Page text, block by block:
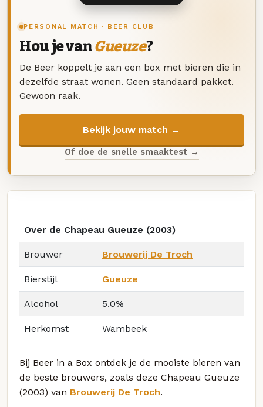
PERSONAL MATCH · BEER CLUB
Hou je vanGueuze?
De Beer koppelt je aan een box met bieren die in
dezelfde straat wonen. Geen standaard pakket.
Gewoon raak.
Bekijk jouw match →
Of doe de snelle smaaktest →
Over de Chapeau Gueuze (2003)
Brouwer Brouwerij De Troch
Bierstijl Gueuze
Alcohol 5.0%
Herkomst Wambeek
Bij Beer in a Box ontdek je de mooiste bieren van
de beste brouwers, zoals deze Chapeau Gueuze
(2003) van Brouwerij De Troch.